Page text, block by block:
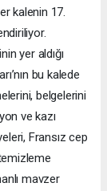
kalenin 17.
yer aldığı
bu kalede
belgelerini
ve kazı
Fransız cep
mavzer